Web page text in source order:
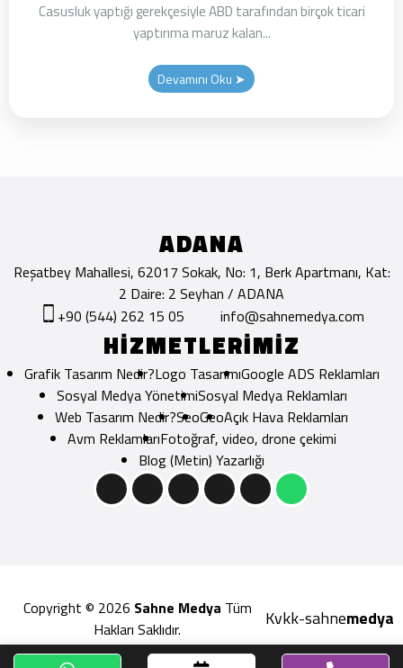
Casusluk yaptığı gerekçesiyle ABD tarafından birçok ticari
yaptırıma maruz kalan...
Devamını Oku ➤
ADANA
Reşatbey Mahallesi, 62017 Sokak, No: 1, Berk Apartmanı, Kat:
2 Daire: 2 Seyhan / ADANA
+90 (544) 262 15 05
info@sahnemedya.com
HİZMETLERİMİZ
Grafik Tasarım Nedir?Logo TasarımıGoogle ADS Reklamları
Sosyal Medya YönetimiSosyal Medya Reklamları
Web Tasarım Nedir?SeoGeoAçık Hava Reklamları
Avm ReklamlarıFotoğraf, video, drone çekimi
Blog (Metin) Yazarlığı
Copyright © 2026 Sahne Medya Tüm
Hakları Saklıdır.
Kvkk-sahnemedya